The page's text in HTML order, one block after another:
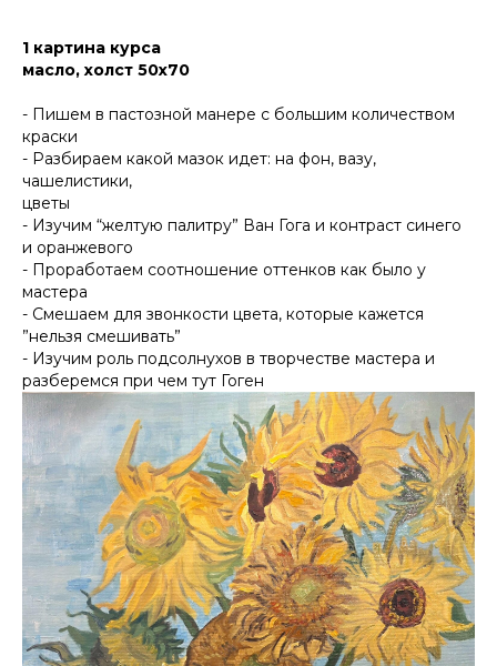
1 картина курса
масло, холст 50х70
- Пишем в пастозной манере с большим количеством
краски
- Разбираем какой мазок идет: на фон, вазу,
чашелистики,
цветы
- Изучим “желтую палитру” Ван Гога и контраст синего
и оранжевого
- Проработаем соотношение оттенков как было у
мастера
- Смешаем для звонкости цвета, которые кажется
”нельзя смешивать”
- Изучим роль подсолнухов в творчестве мастера и
разберемся при чем тут Гоген